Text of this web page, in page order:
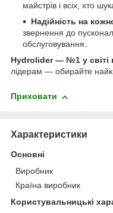
майстрів і всіх, хто
Надійність на
звернення до
обслуговування.
Hydrolider — №1 у світі
лідерам — обирайте
Приховати
Характеристики
Основні
Виробник
Країна виробник
Користувальницькі